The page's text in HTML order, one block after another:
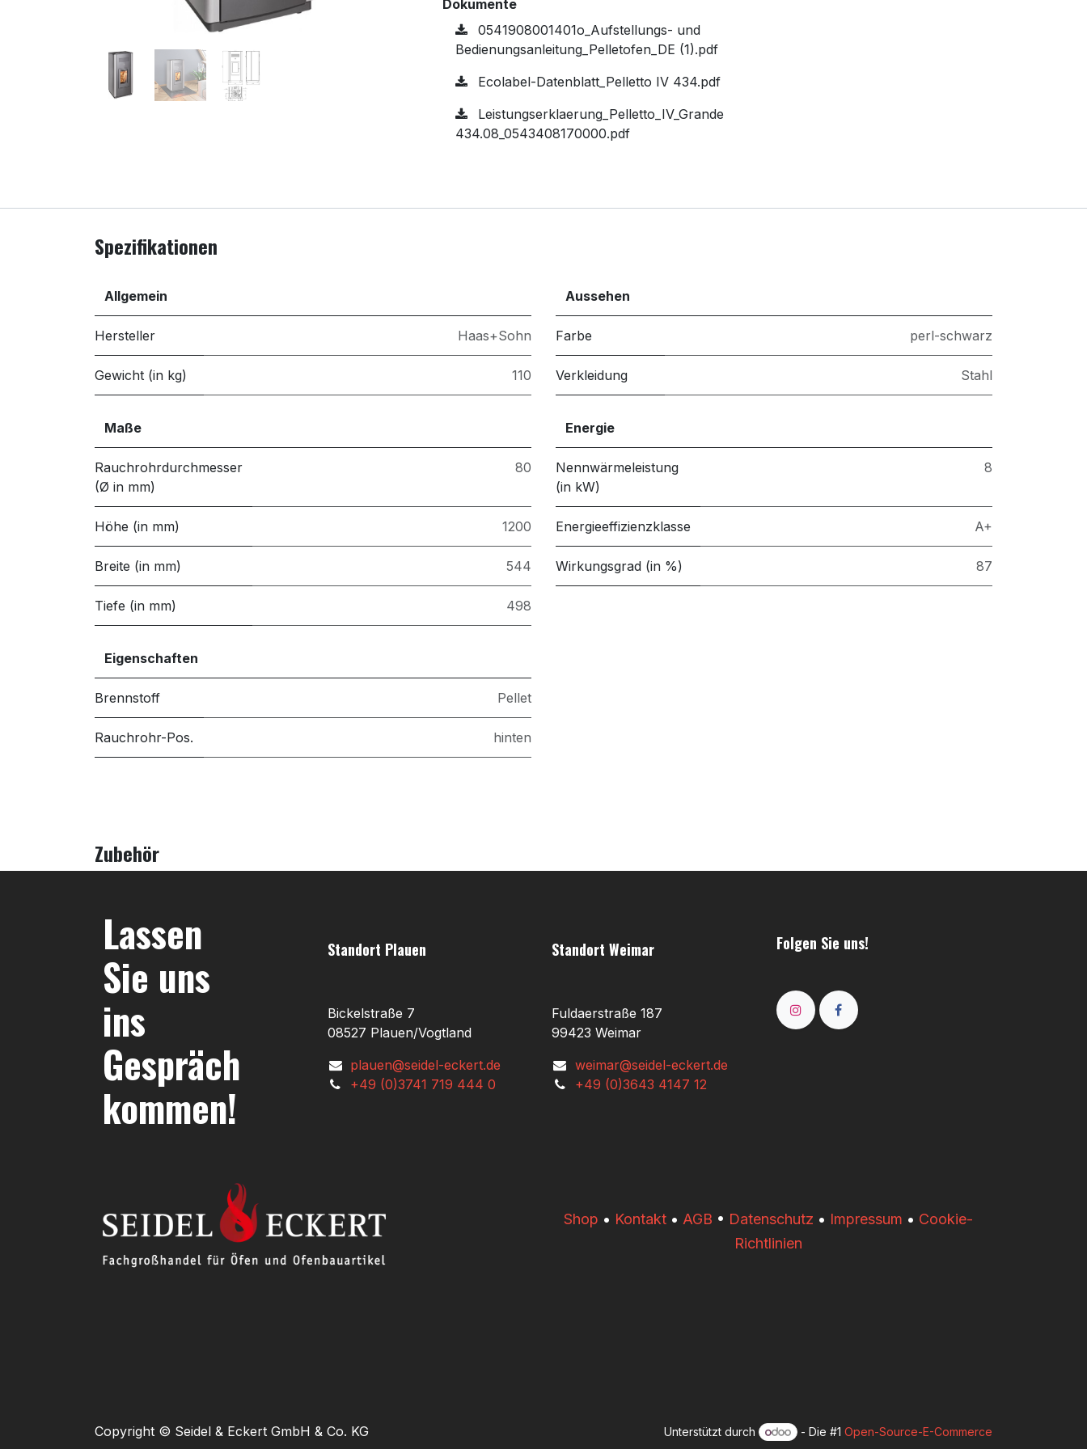
Dokumente
0541908001401o_Aufstellungs- und
Bedienungsanleitung_Pelletofen_DE (1).pdf
Ecolabel-Datenblatt_Pelletto IV 434.pdf
Leistungserklaerung_Pelletto_IV_Grande
434.08_0543408170000.pdf
Spezifikationen
Allgemein
Hersteller Haas+Sohn
Gewicht (in kg) 110
Aussehen
Farbe perl-schwarz
Verkleidung Stahl
Maße
Rauchrohrdurchmesser
(Ø in mm)
80
Höhe (in mm) 1200
Breite (in mm) 544
Tiefe (in mm) 498
Energie
Nennwärmeleistung
(in kW)
8
Energieeffizienzklasse A+
Wirkungsgrad (in %) 87
Eigenschaften
Brennstoff Pellet
Rauchrohr-Pos. hinten
Zubehör
Lassen
Sie uns
ins
Gespräch
kommen!
Folgen Sie uns!
Standort Plauen
Bickelstraße 7
08527 Plauen/Vogtland
plauen@seidel-eckert.de
+49 (0)3741 719 444 0
Standort Weimar
Fuldaerstraße 187
99423 Weimar
weimar@seidel-eckert.de
+49 (0)3643 4147 12
​​Shop • Kontakt• AGB • Datenschutz • Impressum • Cookie-
Richtlinien
Copyright © Seidel & Eckert GmbH & Co. KG Unterstützt durch - Die #1 Open-Source-E-Commerce